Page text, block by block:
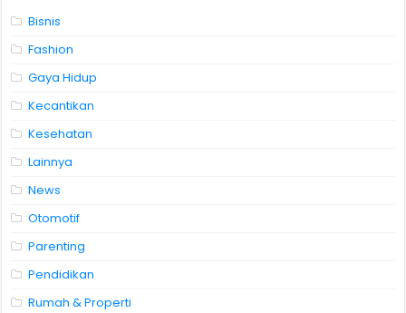
Bisnis
Fashion
Gaya Hidup
Kecantikan
Kesehatan
Lainnya
News
Otomotif
Parenting
Pendidikan
Rumah & Properti